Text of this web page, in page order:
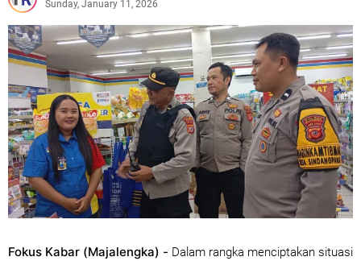
Sunday, January 11, 2026
Fokus Kabar (Majalengka) - Dalam rangka menciptakan situasi